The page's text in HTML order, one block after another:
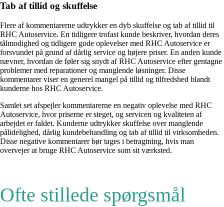
Tab af tillid og skuffelse
Flere af kommentarerne udtrykker en dyb skuffelse og tab af tillid til
RHC Autoservice. En tidligere trofast kunde beskriver, hvordan deres
tålmodighed og tidligere gode oplevelser med RHC Autoservice er
forsvundet på grund af dårlig service og højere priser. En anden kunde
nævner, hvordan de føler sig snydt af RHC Autoservice efter gentagne
problemer med reparationer og manglende løsninger. Disse
kommentarer viser en generel mangel på tillid og tilfredshed blandt
kunderne hos RHC Autoservice.
Samlet set afspejler kommentarerne en negativ oplevelse med RHC
Autoservice, hvor priserne er steget, og servicen og kvaliteten af
arbejdet er faldet. Kunderne udtrykker skuffelse over manglende
pålidelighed, dårlig kundebehandling og tab af tillid til virksomheden.
Disse negative kommentarer bør tages i betragtning, hvis man
overvejer at bruge RHC Autoservice som sit værksted.
Ofte stillede spørgsmål